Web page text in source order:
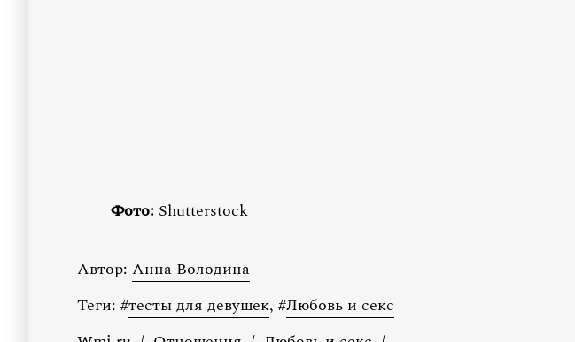
Фото:Shutterstock
Автор: Анна Володина
Теги: #тесты для девушек, #Любовь и секс